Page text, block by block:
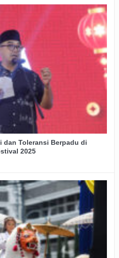
dan Toleransi Berpadu di
2025